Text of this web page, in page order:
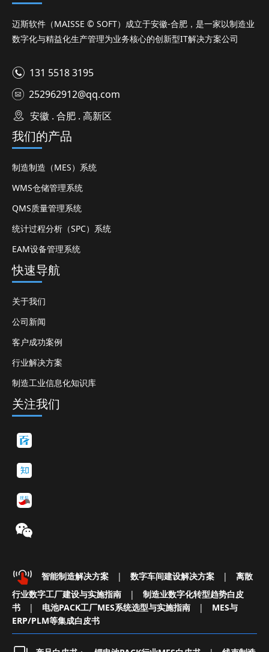
迈斯软件（MAISSE © SOFT）成立于安徽-合肥，是一家以制造业
数字化与精益化生产管理为业务核心的创新型IT解决方案公司
131 5518 3195
252962912@qq.com
安徽 . 合肥 . 高新区
我们的产品
制造制造（MES）系统
WMS仓储管理系统
QMS质量管理系统
统计过程分析（SPC）系统
EAM设备管理系统
快速导航
关于我们
公司新闻
客户成功案例
行业解决方案
制造工业信息化知识库
关注我们
智能制造解决方案 | 数字车间建设解决方案 |
离散
行业数字工厂建设与实施指南
|
制造业数字化转型趋势白皮
书
| 电池PACK工厂MES系统选型与实施指南 |
MES与
ERP/PLM等集成白皮书